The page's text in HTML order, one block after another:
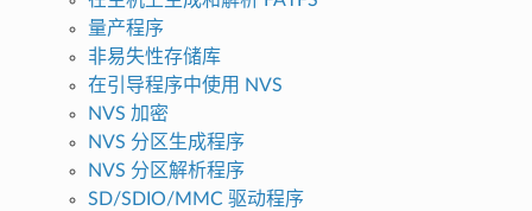
量产程序
非易失性存储库
在引导程序中使用 NVS
NVS 加密
NVS 分区生成程序
NVS 分区解析程序
SD/SDIO/MMC 驱动程序